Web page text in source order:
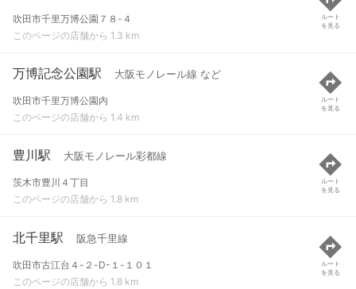
吹田市千里万博公園７８-４
このページの店舗から 1.3 km
ルート
を見る
万博記念公園駅 大阪モノレール線 など
吹田市千里万博公園内
このページの店舗から 1.4 km
ルート
を見る
豊川駅 大阪モノレール彩都線
茨木市豊川４丁目
このページの店舗から 1.8 km
ルート
を見る
北千里駅 阪急千里線
吹田市古江台４-２-D-１-１０１
このページの店舗から 1.8 km
ルート
を見る